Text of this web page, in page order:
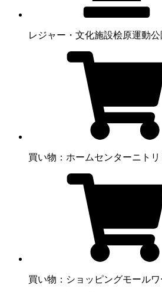
レジャー・文化施設桧原運動公
買い物：ホームセンターニト
買い物：ショッピングモール